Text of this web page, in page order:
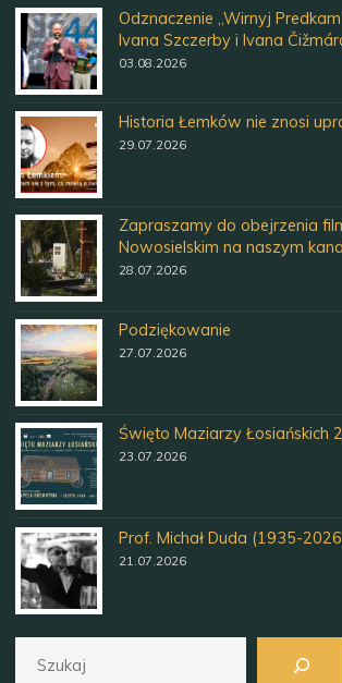
Odznaczenie „Wirnyj
Ivana Szczerby i Ivana
03.08.2026
Historia Łemków nie znosi
29.07.2026
Zapraszamy do obejrzenia
Nowosielskim na naszym
28.07.2026
Podziękowanie
27.07.2026
Święto Maziarzy Łosiańskich
23.07.2026
Prof. Michał Duda (1935-
21.07.2026